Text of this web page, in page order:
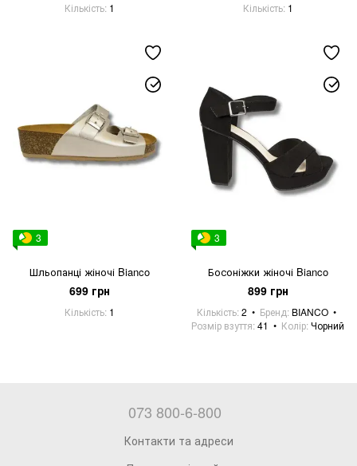
Кількість 1 Кількість 1
3
Шльопанці жіночі Bianco
699 грн
Кількість 1
3
Босоніжки жіночі Bianco
899 грн
Кількість 2 Бренд BIANCO
Розмір взуття 41 Колір Чорний
073 800-6-800
Контакти та адреси